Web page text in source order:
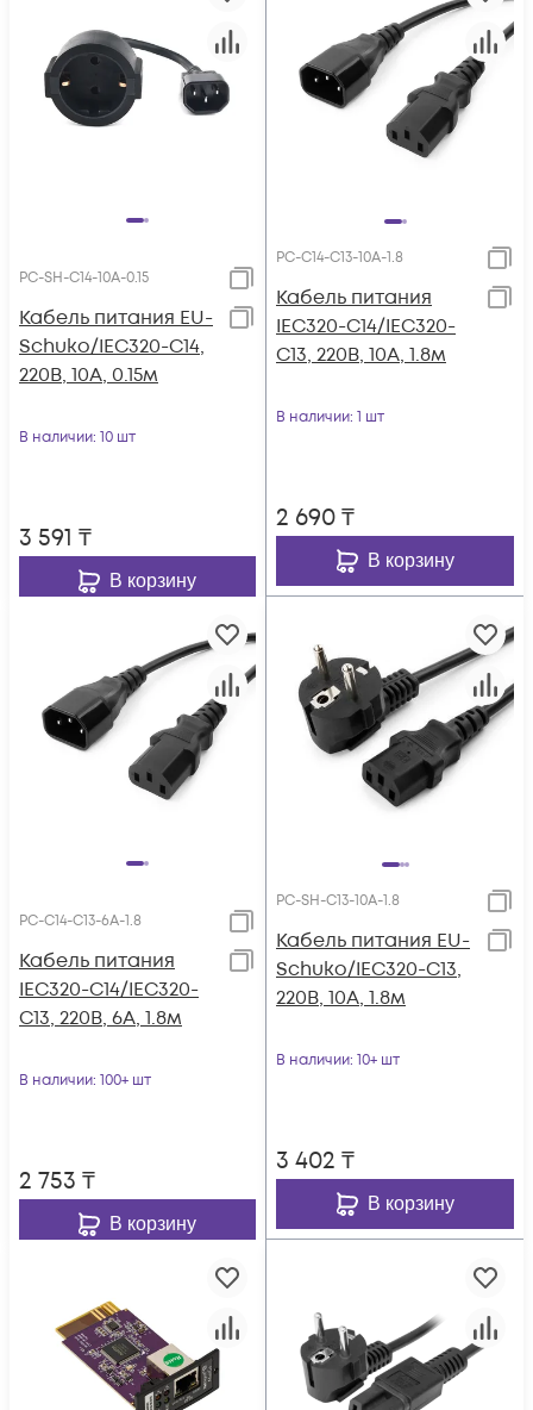
PC-SH-C14-10A-0.15
Кабель питания EU-
Schuko/IEC320-C14,
220B, 10А, 0.15м
В наличии: 10 шт
3 591 ₸
В корзину
PC-C14-C13-10A-1.8
Кабель питания
IEC320-C14/IEC320-
C13, 220B, 10А, 1.8м
В наличии: 1 шт
2 690₸
В корзину
PC-C14-C13-6A-1.8
Кабель питания
IEC320-C14/IEC320-
C13, 220B, 6А, 1.8м
В наличии: 100+ шт
2 753 ₸
В корзину
PC-SH-C13-10A-1.8
Кабель питания EU-
Schuko/IEC320-C13,
220B, 10А, 1.8м
В наличии: 10+ шт
3 402 ₸
В корзину